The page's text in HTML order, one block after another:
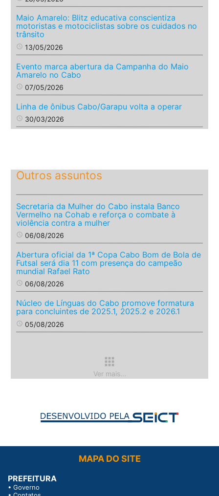
Maio Amarelo: Blitz educativa conscientiza
motoristas e motociclistas sobre os cuidados no
trânsito
access_time 13/05/2026
Evento marca abertura da Campanha do Maio
Amarelo no Cabo
access_time 07/05/2026
Linha de ônibus Cabo/Garapu volta a operar
access_time 30/03/2026
Outros assuntos
Secretaria da Mulher do Cabo instala Banco
Vermelho na Cohab e reforça o combate à
violência contra a mulher
access_time 06/08/2026
Abertura oficial da 1ª Copa Cabo Bom de Bola de
Futsal será dia 11 com presença do campeão
mundial Rafael Rato
access_time 06/08/2026
Núcleo de Línguas do Cabo promove formatura
para concluintes de 2025.1, 2025.2 e 2026.1
access_time 05/08/2026
apps
Ver mais...
MAPA DO SITE
PREFEITURA
• Governo